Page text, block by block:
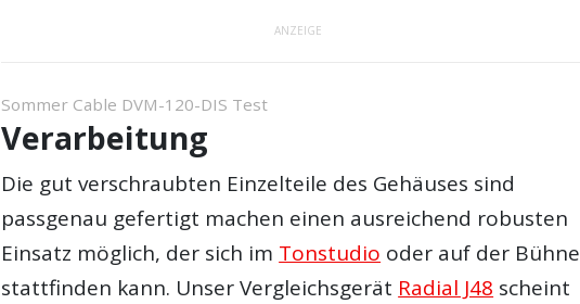
ANZEIGE
Sommer Cable DVM-120-DIS Test
Verarbeitung
Die gut verschraubten Einzelteile des Gehäuses sind
passgenau gefertigt machen einen ausreichend robusten
Einsatz möglich, der sich im Tonstudio oder auf der Bühne
stattfinden kann. Unser Vergleichsgerät Radial J48 scheint